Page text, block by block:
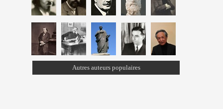
Autres auteurs populaires